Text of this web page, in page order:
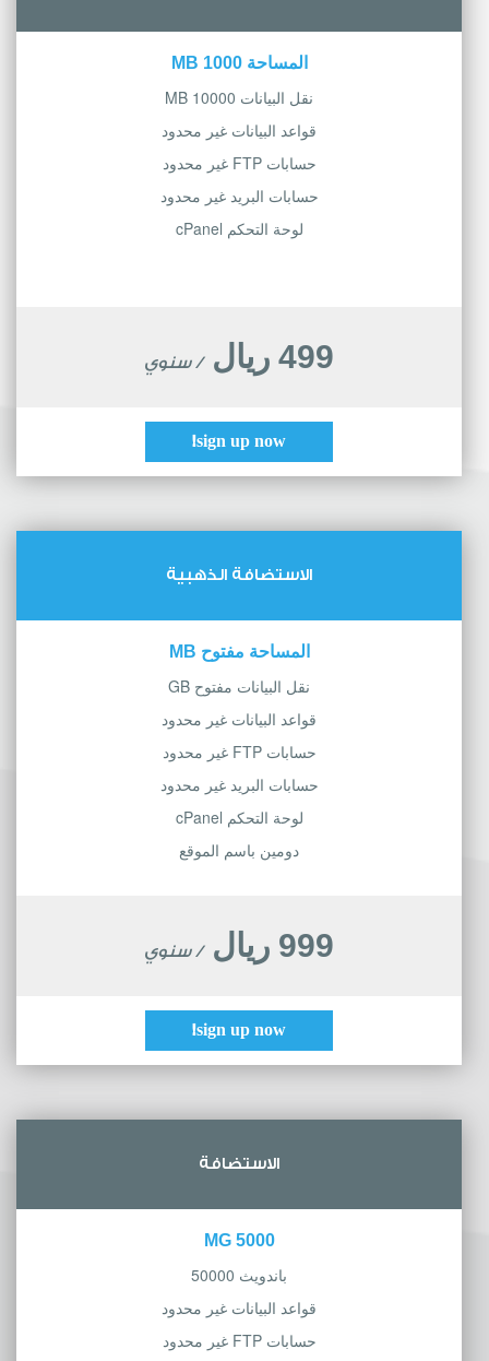
المساحة 1000 MB
نقل البيانات 10000 MB
قواعد البيانات غير محدود
حسابات FTP غير محدود
حسابات البريد غير محدود
لوحة التحكم cPanel
499 ريال / سنوي
sign up now!
الاستضافة الذهبية
المساحة مفتوح MB
نقل البيانات مفتوح GB
قواعد البيانات غير محدود
حسابات FTP غير محدود
حسابات البريد غير محدود
لوحة التحكم cPanel
دومين باسم الموقع
999 ريال / سنوي
sign up now!
الاستضافة
5000 MG
باندويث 50000
قواعد البيانات غير محدود
حسابات FTP غير محدود